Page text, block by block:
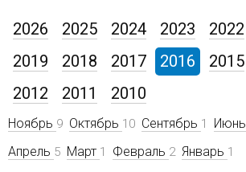
2026 2025 2024 2023 2022
2019
2018 2017 2016
Ноябрь 9 Октябрь 10 Сентябрь 1 Июнь
Апрель 5 Март 1 Февраль 2 Январь 1
2015
2012
2011 2010